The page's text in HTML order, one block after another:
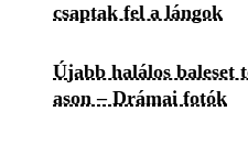
csaptak fel a lángok
Újabb halálos baleset
ason – Drámai fotók